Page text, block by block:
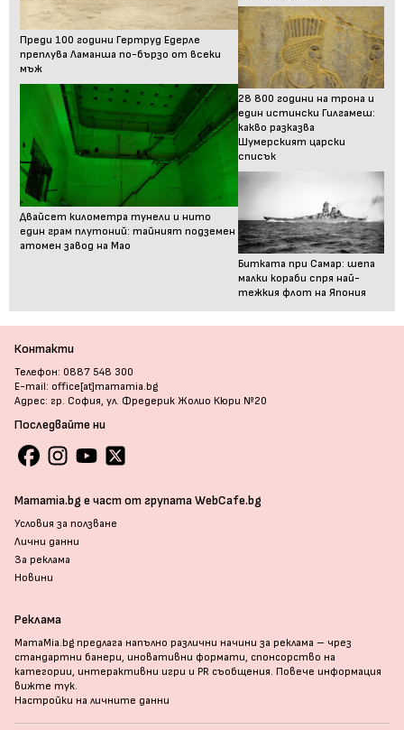
Преди 100 години Гертруд Едерле
преплува Ламанша по-бързо от всеки
мъж
Двайсет километра тунели и нито
един грам плутоний: тайният подземен
атомен завод на Мао
28 800 години на трона и
един истински Гилгамеш:
какво разказва
Шумерският царски
списък
Битката при Самар: шепа
малки кораби спря най-
тежкия флот на Япония
Контакти
Телефон: 0887 548 300
E-mail: office[at]mamamia.bg
Адрес: гр. София, ул. Фредерик Жолио Кюри №20
Последвайте ни
Mamamia.bg е част от групата WebCafe.bg
Условия за ползване
Лични данни
За реклама
Новини
Реклама
MamaMia.bg предлага напълно различни начини за реклама – чрез
стандартни банери, иновативни формати, спонсорство на
категории, интерактивни игри и PR съобщения. Повече информация
вижте тук.
Настройки на личните данни